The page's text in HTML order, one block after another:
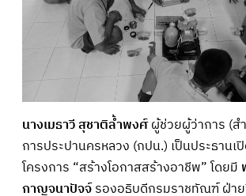
นางเมธาวี สุชาติล้ำพงศ์ผู้ช่วยผู้ว่าการ (ส
การประปานครหลวง (กปน.) เป็นประธาน
โครงการ “สร้างโอกาสสร้างอาชีพ” โดยมี
กาญจนาปัจจ์รองอธิบดีกรมราชทัณฑ์ ฝ่าย